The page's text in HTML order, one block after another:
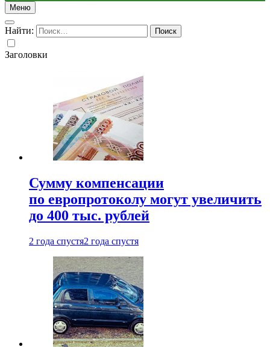
Меню
Найти:
Заголовки
Сумму компенсации
по европротоколу могут увеличить
до 400 тыс. рублей
2 года спустя2 года спустя